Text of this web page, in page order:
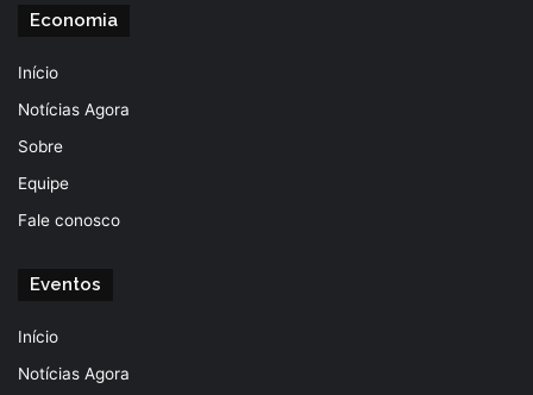
Economia
Início
Notícias Agora
Sobre
Equipe
Fale conosco
Eventos
Início
Notícias Agora